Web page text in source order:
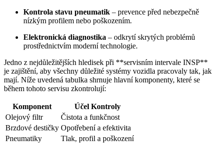
Kontrola stavu pneumatik – prevence před nebezpečně
nízkým profilem nebo poškozením.
Elektronická diagnostika – odkrytí skrytých problémů
prostřednictvím moderní technologie.
Jedno z nejdůležitějších hledisek při **servisním intervale INSP**
je zajištění, aby všechny důležité systémy vozidla pracovaly tak, jak
mají. Níže uvedená tabulka shrnuje hlavní komponenty, které se
během tohoto servisu zkontrolují:
Komponent
Účel Kontroly
Olejový filtr
Čistota a funkčnost
Brzdové destičky Opotřebení a efektivita
Pneumatiky
Tlak, profil a poškození